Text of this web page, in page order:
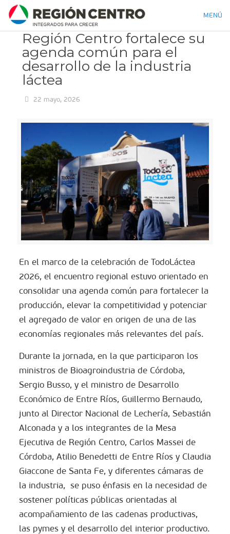
MENÚ
Región Centro fortalece su
agenda común para el
desarrollo de la industria
láctea
22 mayo, 2026
En el marco de la celebración de TodoLáctea
2026, el encuentro regional estuvo orientado en
consolidar una agenda común para fortalecer la
producción, elevar la competitividad y potenciar
el agregado de valor en origen de una de las
economías regionales más relevantes del país.
Durante la jornada, en la que participaron los
ministros de Bioagroindustria de Córdoba,
Sergio Busso, y el ministro de Desarrollo
Económico de Entre Ríos, Guillermo Bernaudo,
junto al Director Nacional de Lechería, Sebastián
Alconada y a los integrantes de la Mesa
Ejecutiva de Región Centro, Carlos Massei de
Córdoba, Atilio Benedetti de Entre Ríos y Claudia
Giaccone de Santa Fe, y diferentes cámaras de
la industria, se puso énfasis en la necesidad de
sostener políticas públicas orientadas al
acompañamiento de las cadenas productivas,
las pymes y el desarrollo del interior productivo.